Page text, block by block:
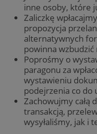
inne osoby, które
Zaliczkę
propozycja
alternatywnych
powinna
Poprośmy o
paragonu za
wystawieniu
podejrzenia co do
Zachowujmy całą
transakcją,
wysyłaliśmy, jak i